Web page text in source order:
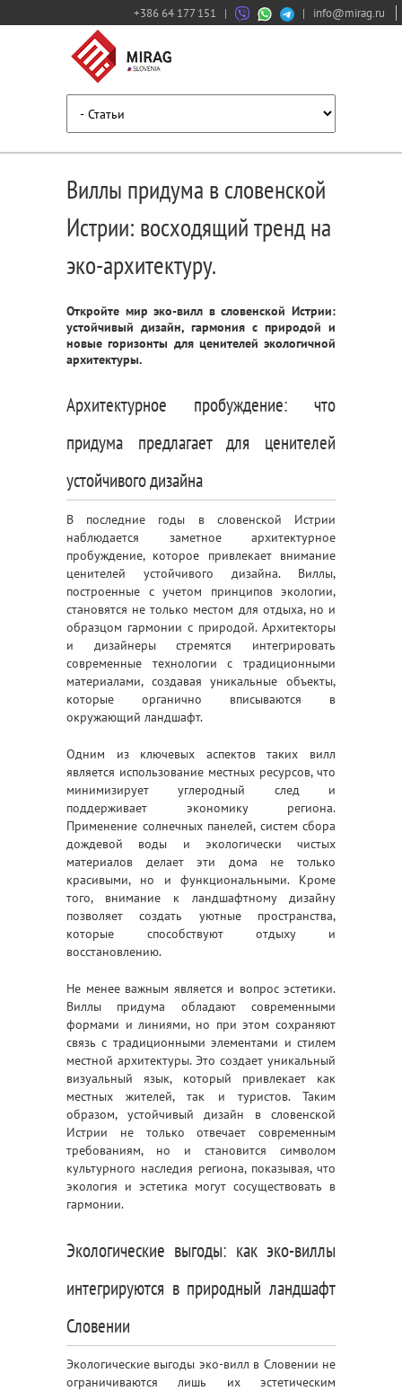
+386 64 177 151 | | info@mirag.ru
Виллы придума в словенской
Истрии: восходящий тренд на
эко-архитектуру.
Откройте мир эко-вилл в словенской Истрии:
устойчивый дизайн, гармония с природой и
новые горизонты для ценителей экологичной
архитектуры.
Архитектурное пробуждение: что
придума предлагает для ценителей
устойчивого дизайна
В последние годы в словенской Истрии
наблюдается заметное архитектурное
пробуждение, которое привлекает внимание
ценителей устойчивого дизайна. Виллы,
построенные с учетом принципов экологии,
становятся не только местом для отдыха, но и
образцом гармонии с природой. Архитекторы
и дизайнеры стремятся интегрировать
современные технологии с традиционными
материалами, создавая уникальные объекты,
которые органично вписываются в
окружающий ландшафт.
Одним из ключевых аспектов таких вилл
является использование местных ресурсов, что
минимизирует углеродный след и
поддерживает экономику региона.
Применение солнечных панелей, систем сбора
дождевой воды и экологически чистых
материалов делает эти дома не только
красивыми, но и функциональными. Кроме
того, внимание к ландшафтному дизайну
позволяет создать уютные пространства,
которые способствуют отдыху и
восстановлению.
Не менее важным является и вопрос эстетики.
Виллы придума обладают современными
формами и линиями, но при этом сохраняют
связь с традиционными элементами и стилем
местной архитектуры. Это создает уникальный
визуальный язык, который привлекает как
местных жителей, так и туристов. Таким
образом, устойчивый дизайн в словенской
Истрии не только отвечает современным
требованиям, но и становится символом
культурного наследия региона, показывая, что
экология и эстетика могут сосуществовать в
гармонии.
Экологические выгоды: как эко-виллы
интегрируются в природный ландшафт
Словении
Экологические выгоды эко-вилл в Словении не
ограничиваются лишь их эстетическим